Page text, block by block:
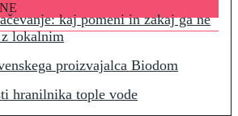
kaj pomeni in zakaj ga ne
z lokalnim
proizvajalca Biodom
hranilnika tople vode